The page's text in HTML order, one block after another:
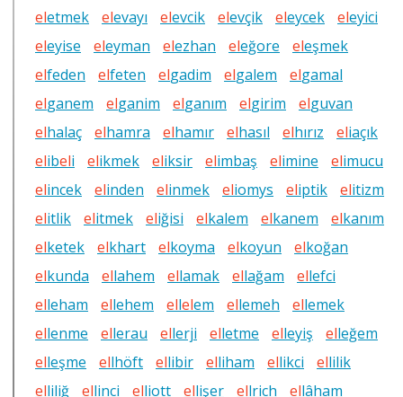
eletmek elevayı elevcik elevçik eleycek eleyici
eleyise eleyman elezhan eleğore eleşmek
elfeden elfeten elgadim elgalem elgamal
elganem elganim elganım elgirim elguvan
elhalaç elhamra elhamır elhasıl elhırız eliaçık
elibeli elikmek eliksir elimbaş elimine elimucu
elincek elinden elinmek eliomys eliptik elitizm
elitlik elitmek eliğisi elkalem elkanem elkanım
elketek elkhart elkoyma elkoyun elkoğan
elkunda ellahem ellamak ellağam ellefci
elleham ellehem ellelem ellemeh ellemek
ellenme ellerau ellerji elletme elleyiş elleğem
elleşme ellhöft ellibir elliham ellikci ellilik
elliliğ ellinci elliott ellişer ellrich ellâham